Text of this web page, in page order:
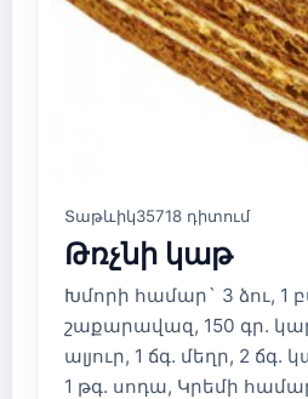
Տաթևիկ35718 դիտում
Թռչնի կաթ
Խմորի համար` 3 ձու, 1
շաքարավազ, 150 գր.
ալյուր, 1 ճգ. մեղր, 2
1 թգ. սոդա, Կրեմի